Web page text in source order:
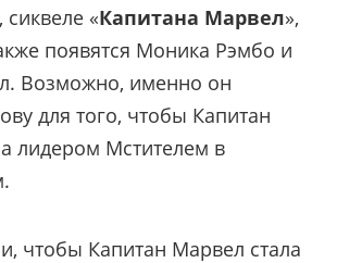
сиквеле «Капитана Марвел»,
появятся Моника Рэмбо и
Возможно, именно он
для того, чтобы Капитан
лидером Мстителем в
чтобы Капитан Марвел стала